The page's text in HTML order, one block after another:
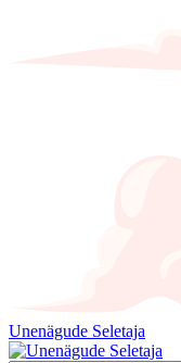
Unenägude Seletaja